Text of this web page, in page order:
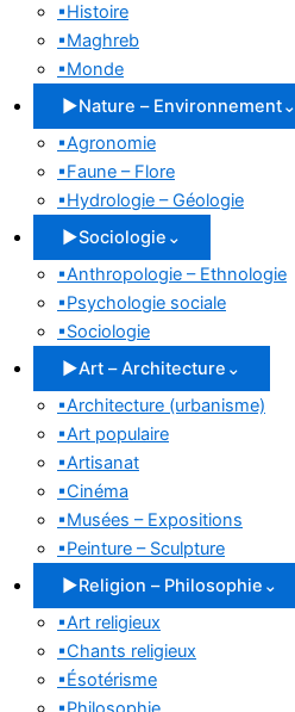
▪Histoire
▪Maghreb
▪Monde
▶Nature – Environnement⌄
▪Agronomie
▪Faune – Flore
▪Hydrologie – Géologie
▶Sociologie ⌄
▪Anthropologie – Ethnologie
▪Psychologie sociale
▪Sociologie
▶Art – Architecture ⌄
▪Architecture (urbanisme)
▪Art populaire
▪Artisanat
▪Cinéma
▪Musées – Expositions
▪Peinture – Sculpture
▶Religion – Philosophie ⌄
▪Art religieux
▪Chants religieux
▪Ésotérisme